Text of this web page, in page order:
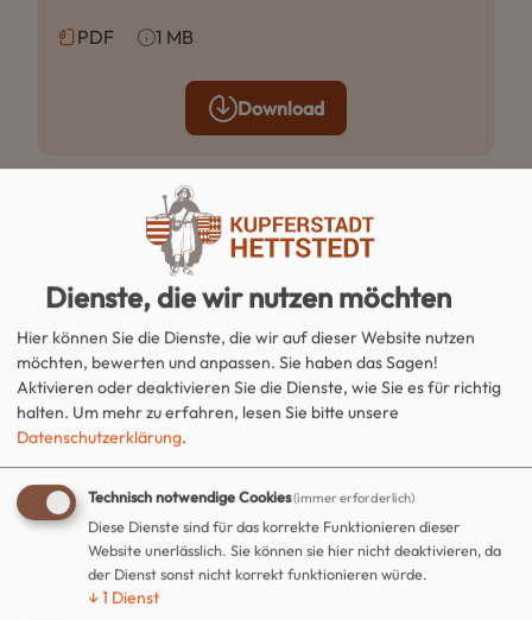
PDF 1 MB
Download
September 2014
1 MB
Download
August 2014
PDF 1 MB
Dienste, die wir nutzen möchten
Hier können Sie die Dienste, die wir auf dieser Website nutzen
möchten, bewerten und anpassen. Sie haben das Sagen!
Aktivieren oder deaktivieren Sie die Dienste, wie Sie es für richtig
halten. Um mehr zu erfahren, lesen Sie bitte unsere
Datenschutzerklärung.
Technisch notwendige Cookies(immer erforderlich)
Diese Dienste sind für das korrekte Funktionieren dieser
Website unerlässlich. Sie können sie hier nicht deaktivieren, da
der Dienst sonst nicht korrekt funktionieren würde.
↓1 Dienst